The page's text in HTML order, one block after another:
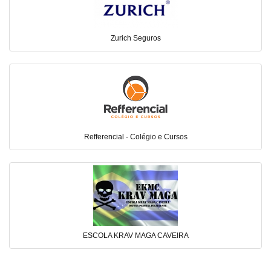
Zurich Seguros
Refferencial - Colégio e Cursos
ESCOLA KRAV MAGA CAVEIRA